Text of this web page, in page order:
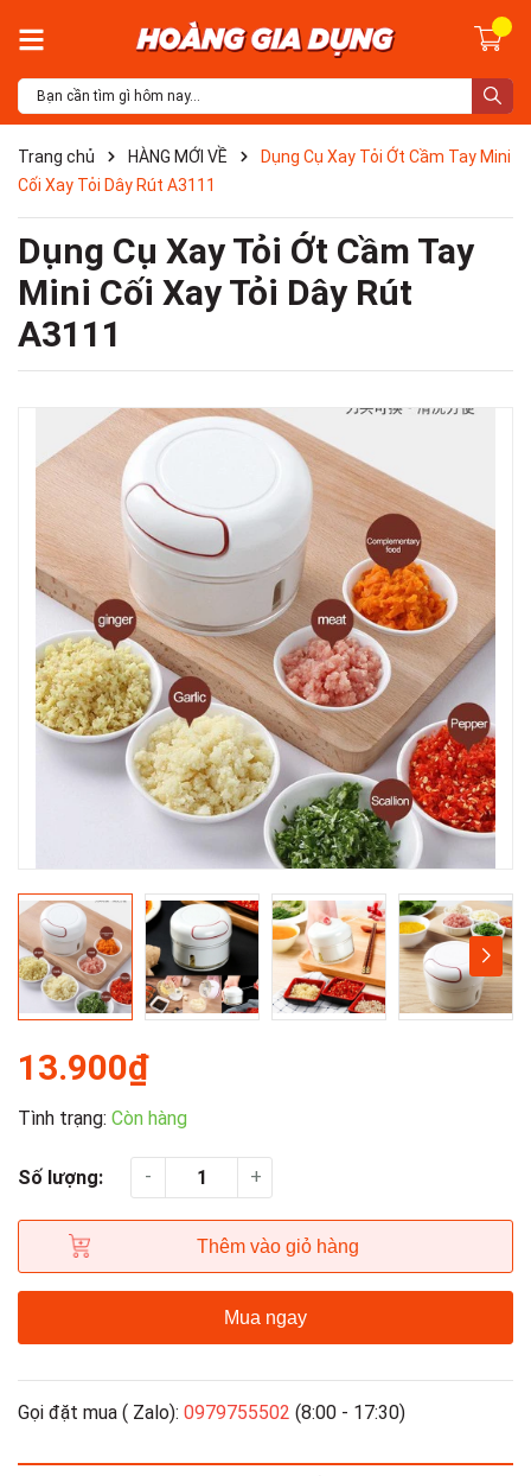
Trang chủ HÀNG MỚI VỀ
Dụng Cụ Xay Tỏi Ớt Cầm Tay Mini
Cối Xay Tỏi Dây Rút A3111
Dụng Cụ Xay Tỏi Ớt Cầm Tay
Mini Cối Xay Tỏi Dây Rút
A3111
13.900₫
Tình trạng: Còn hàng
Số lượng: - +
Thêm vào giỏ hàng
Mua ngay
Gọi đặt mua ( Zalo): 0979755502 (8:00 - 17:30)